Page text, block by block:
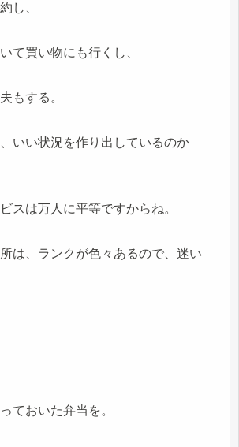
し、
て買い物にも行くし、
もする。
いい状況を作り出しているのか
スは万人に平等ですからね。
は、ランクが色々あるので、迷い
ておいた弁当を。